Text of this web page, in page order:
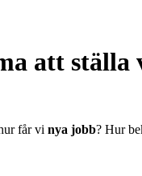
att
får vi nya jobb? Hur